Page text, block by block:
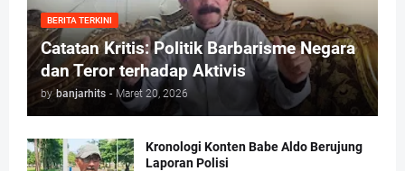
BERITA TERKINI
Catatan Kritis: Politik Barbarisme Negara
dan Teror terhadap Aktivis
by banjarhits - Maret 20, 2026
Kronologi Konten Babe Aldo Berujung
Laporan Polisi